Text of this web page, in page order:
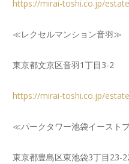
https://mirai-toshi.co.jp/
≪レクセルマンション音羽≫
東京都文京区音羽1丁目3-2
https://mirai-toshi.co.jp/
≪パークタワー池袋イース
東京都豊島区東池袋3丁目23-